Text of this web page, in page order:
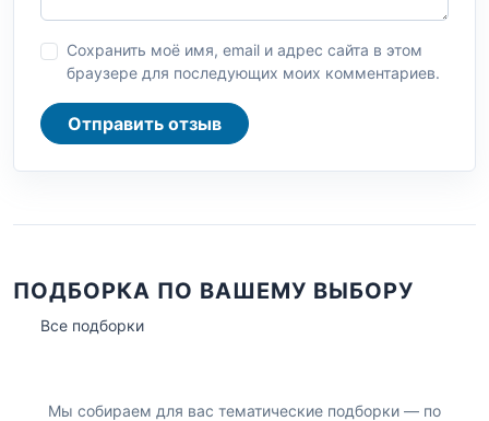
Сохранить моё имя, email и адрес сайта в этом
браузере для последующих моих комментариев.
Отправить отзыв
ПОДБОРКА ПО ВАШЕМУ ВЫБОРУ
Все подборки
Мы собираем для вас тематические подборки — по